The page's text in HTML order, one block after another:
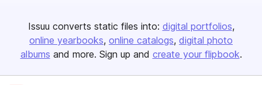
Issuu converts static files into: digital portfolios
online yearbooks online catalogs digital photo
albums and more. Sign up and create your flipbook.